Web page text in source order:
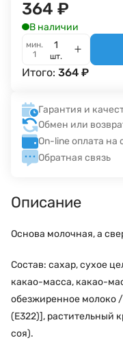
364 ₽
В наличии
мин.
1
шт.
Итого: 364 ₽
Гарантия и
Обмен или
On-line оплата на
Обратная связь
Описание
Основа молочная, а
Состав: сахар, сухое
какао-масса, какао-
обезжиренное молоко
(E322)], растительный
соя).